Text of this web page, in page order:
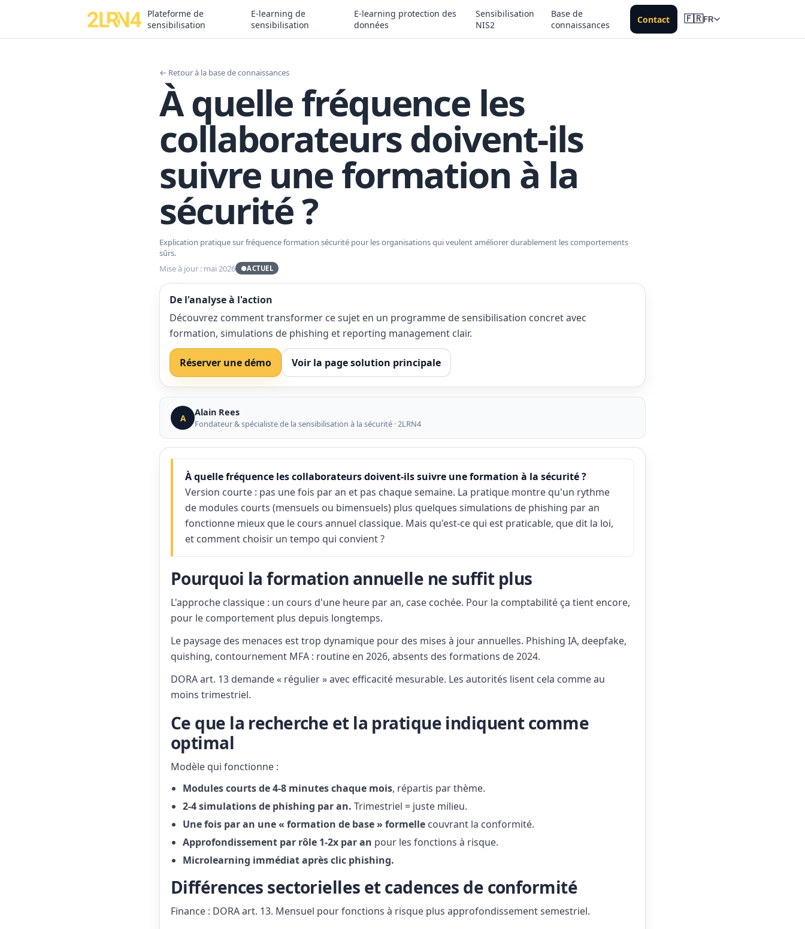
Plateforme de
sensibilisation
E-learning de
sensibilisation
E-learning protection des
données
Sensibilisation
NIS2
Base de
connaissances
Contact 🇫🇷FR
← Retour à la base de connaissances
À quelle fréquence les
collaborateurs doivent-ils
suivre une formation à la
sécurité ?
Explication pratique sur fréquence formation sécurité pour les organisations qui veulent améliorer durablement les comportements
sûrs.
Mise à jour : mai 2026
●ACTUEL
De l'analyse à l'action
Découvrez comment transformer ce sujet en un programme de sensibilisation concret avec
formation, simulations de phishing et reporting management clair.
Réserver une démo Voir la page solution principale
A Alain Rees
Fondateur & spécialiste de la sensibilisation à la sécurité · 2LRN4
À quelle fréquence les collaborateurs doivent-ils suivre une formation à la sécurité ?
Version courte : pas une fois par an et pas chaque semaine. La pratique montre qu'un rythme
de modules courts (mensuels ou bimensuels) plus quelques simulations de phishing par an
fonctionne mieux que le cours annuel classique. Mais qu'est-ce qui est praticable, que dit la loi,
et comment choisir un tempo qui convient ?
Pourquoi la formation annuelle ne suffit plus
L'approche classique : un cours d'une heure par an, case cochée. Pour la comptabilité ça tient encore,
pour le comportement plus depuis longtemps.
Le paysage des menaces est trop dynamique pour des mises à jour annuelles. Phishing IA, deepfake,
quishing, contournement MFA : routine en 2026, absents des formations de 2024.
DORA art. 13 demande « régulier » avec efficacité mesurable. Les autorités lisent cela comme au
moins trimestriel.
Ce que la recherche et la pratique indiquent comme
optimal
Modèle qui fonctionne :
Modules courts de 4-8 minutes chaque mois, répartis par thème.
2-4 simulations de phishing par an. Trimestriel = juste milieu.
Une fois par an une « formation de base » formelle couvrant la conformité.
Approfondissement par rôle 1-2x par an pour les fonctions à risque.
Microlearning immédiat après clic phishing.
Différences sectorielles et cadences de conformité
Finance : DORA art. 13. Mensuel pour fonctions à risque plus approfondissement semestriel.